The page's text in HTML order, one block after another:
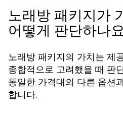
노래방 패키지가
어떻게 판단하나
노래방 패키지의 가치는 제
종합적으로 고려했을 때 판
동일한 가격대의 다른 옵션
합니다.